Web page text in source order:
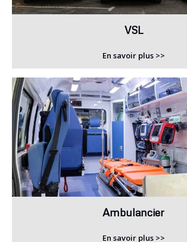
VSL
En savoir plus >>
Ambulancier
En savoir plus >>